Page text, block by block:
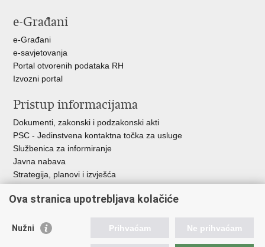
FacebookuTwitteru
e-Građani
e-Građani
e-savjetovanja
Portal otvorenih podataka RH
Izvozni portal
Pristup informacijama
Dokumenti, zakonski i podzakonski akti
PSC - Jedinstvena kontaktna točka za usluge
Službenica za informiranje
Javna nabava
Strategija, planovi i izvješća
Ova stranica upotrebljava kolačiće
Nužni Prihvaćam Ne prihvaćam